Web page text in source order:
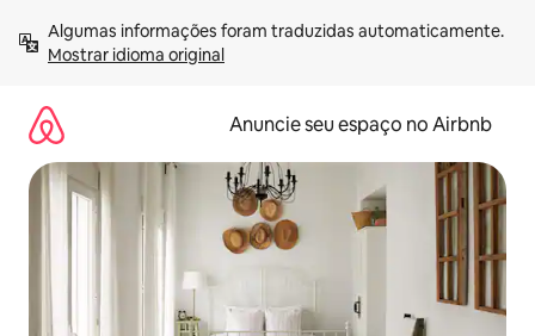
para
Mostrar idioma original
Anuncie seu espaço no Airbnb